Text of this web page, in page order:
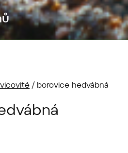
/ borovice hedvábná